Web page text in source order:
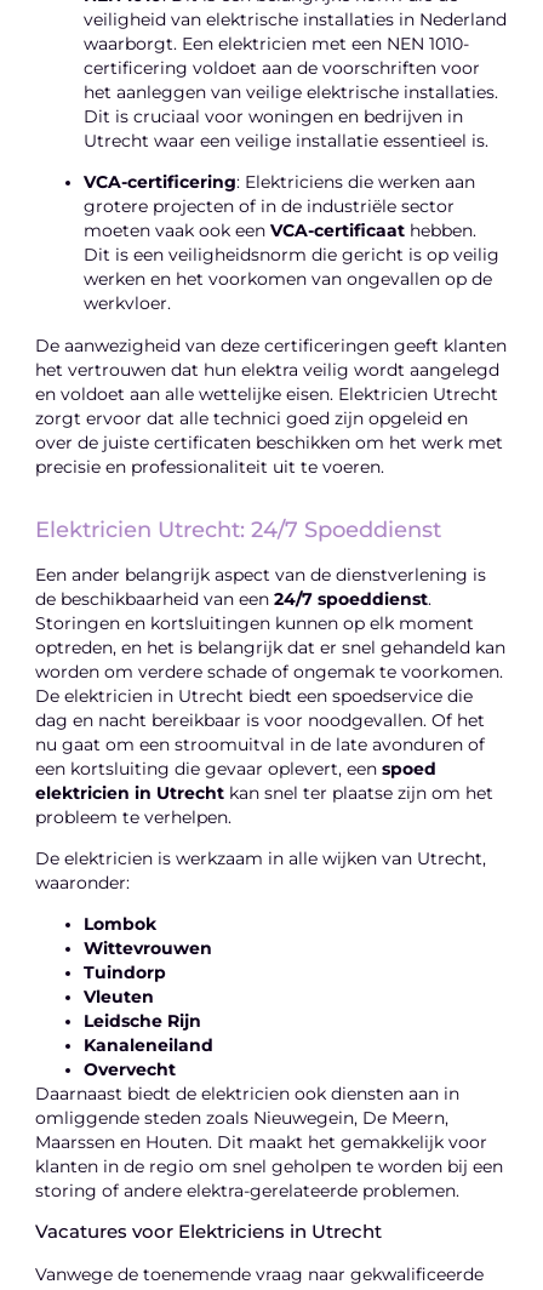
veiligheid van elektrische installaties in Nederland
waarborgt. Een elektricien met een NEN 1010-
certificering voldoet aan de voorschriften voor
het aanleggen van veilige elektrische installaties.
Dit is cruciaal voor woningen en bedrijven in
Utrecht waar een veilige installatie essentieel is.
VCA-certificering: Elektriciens die werken aan
grotere projecten of in de industriële sector
moeten vaak ook eenVCA-certificaat hebben.
Dit is een veiligheidsnorm die gericht is op veilig
werken en het voorkomen van ongevallen op de
werkvloer.
De aanwezigheid van deze certificeringen geeft klanten
het vertrouwen dat hun elektra veilig wordt aangelegd
en voldoet aan alle wettelijke eisen. Elektricien Utrecht
zorgt ervoor dat alle technici goed zijn opgeleid en
over de juiste certificaten beschikken om het werk met
precisie en professionaliteit uit te voeren.
Elektricien Utrecht: 24/7 Spoeddienst
Een ander belangrijk aspect van de dienstverlening is
de beschikbaarheid van een24/7 spoeddienst.
Storingen en kortsluitingen kunnen op elk moment
optreden, en het is belangrijk dat er snel gehandeld kan
worden om verdere schade of ongemak te voorkomen.
De elektricien in Utrecht biedt een spoedservice die
dag en nacht bereikbaar is voor noodgevallen. Of het
nu gaat om een stroomuitval in de late avonduren of
een kortsluiting die gevaar oplevert, eenspoed
elektricien in Utrecht kan snel ter plaatse zijn om het
probleem te verhelpen.
De elektricien is werkzaam in alle wijken van Utrecht,
waaronder:
Lombok
Wittevrouwen
Tuindorp
Vleuten
Leidsche Rijn
Kanaleneiland
Overvecht
Daarnaast biedt de elektricien ook diensten aan in
omliggende steden zoals Nieuwegein, De Meern,
Maarssen en Houten. Dit maakt het gemakkelijk voor
klanten in de regio om snel geholpen te worden bij een
storing of andere elektra-gerelateerde problemen.
Vacatures voor Elektriciens in Utrecht
Vanwege de toenemende vraag naar gekwalificeerde